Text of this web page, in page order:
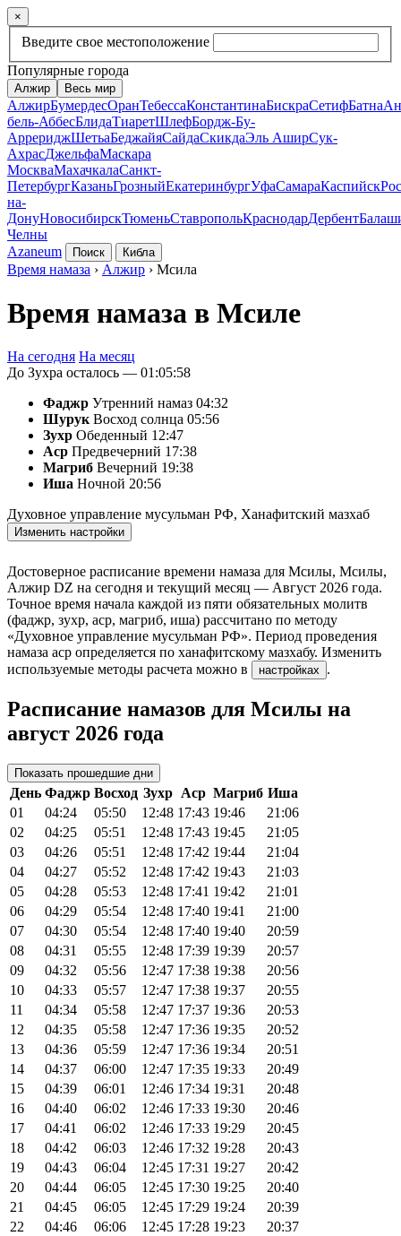
×
Введите свое местоположение
Популярные города
Алжир Весь мир
АлжирБумердесОранТебессаКонстантинаБискраСетифБатна
бель-АббесБлидаТиаретШлефБордж-Бу-
АррериджШетьаБеджайяСайдаСкикдаЭль АширСук-
АхрасДжельфаМаскара
МоскваМахачкалаСанкт-
ПетербургКазаньГрозныйЕкатеринбургУфаСамараКаспийск
на-
ДонуНовосибирскТюменьСтавропольКраснодарДербент
Челны
Azaneum
Поиск Кибла
Время намаза › Алжир › Мсила
Время намаза в Мсиле
На сегодня На месяц
До Зухра осталось — 01:05:58
Фаджр Утренний намаз 04:32
Шурук Восход солнца 05:56
Зухр Обеденный 12:47
Аср Предвечерний 17:38
Магриб Вечерний 19:38
Иша Ночной 20:56
Духовное управление мусульман РФ, Ханафитский мазхаб
Изменить настройки
Достоверное расписание времени намаза для Мсилы, Мсилы,
Алжир DZ на сегодня и текущий месяц — Август 2026 года.
Точное время начала каждой из пяти обязательных молитв
(фаджр, зухр, аср, магриб, иша) рассчитано по методу
«Духовное управление мусульман РФ». Период проведения
намаза аср определяется по ханафитскому мазхабу. Изменить
используемые методы расчета можно в
настройках .
Расписание намазов для Мсилы на
август 2026 года
Показать прошедшие дни
День Фаджр Восход Зухр Аср Магриб Иша
01
04:24 05:50 12:48 17:43 19:46
21:06
02
04:25 05:51 12:48 17:43 19:45
21:05
03
04:26 05:51 12:48 17:42 19:44
21:04
04
04:27 05:52 12:48 17:42 19:43
21:03
05
04:28 05:53 12:48 17:41 19:42
21:01
06
04:29 05:54 12:48 17:40 19:41
21:00
07
04:30 05:54 12:48 17:40 19:40
20:59
08
04:31 05:55 12:48 17:39 19:39
20:57
09
04:32 05:56 12:47 17:38 19:38
20:56
10
04:33 05:57 12:47 17:38 19:37
20:55
11
04:34 05:58 12:47 17:37 19:36
20:53
12
04:35 05:58 12:47 17:36 19:35
20:52
13
04:36 05:59 12:47 17:36 19:34
20:51
14
04:37 06:00 12:47 17:35 19:33
20:49
15
04:39 06:01 12:46 17:34 19:31
20:48
16
04:40 06:02 12:46 17:33 19:30
20:46
17
04:41 06:02 12:46 17:33 19:29
20:45
18
04:42 06:03 12:46 17:32 19:28
20:43
19
04:43 06:04 12:45 17:31 19:27
20:42
20
04:44 06:05 12:45 17:30 19:25
20:40
21
04:45 06:05 12:45 17:29 19:24
20:39
22
04:46 06:06 12:45 17:28 19:23
20:37